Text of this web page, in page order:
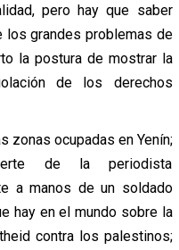
pero hay que saber
los grandes problemas de
la postura de mostrar la
de los derechos
zonas ocupadas en Yenín;
de la periodista
a manos de un soldado
hay en el mundo sobre la
contra los palestinos;